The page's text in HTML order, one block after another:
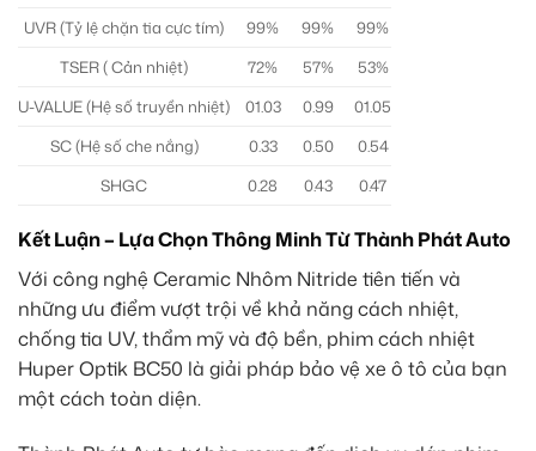
UVR (Tỷ lệ chặn tia cực tím)
99% 99%
99%
TSER ( Cản nhiệt)
72% 57%
53%
U-VALUE (Hệ số truyền nhiệt)
01.03 0.99
01.05
SC (Hệ số che nắng)
0.33 0.50
0.54
SHGC
0.28 0.43 0.47
Kết Luận – Lựa Chọn Thông Minh Từ Thành Phát Auto
Với công nghệ Ceramic Nhôm Nitride tiên tiến và
những ưu điểm vượt trội về khả năng cách nhiệt,
chống tia UV, thẩm mỹ và độ bền, phim cách nhiệt
Huper Optik BC50 là giải pháp bảo vệ xe ô tô của bạn
một cách toàn diện.